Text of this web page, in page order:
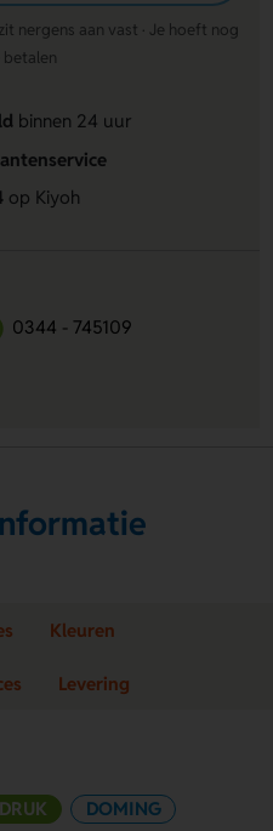
nergens aan vast · Je hoeft nog
binnen 24 uur
op Kiyoh
0344 - 745109
Kleuren
Levering
DOMING